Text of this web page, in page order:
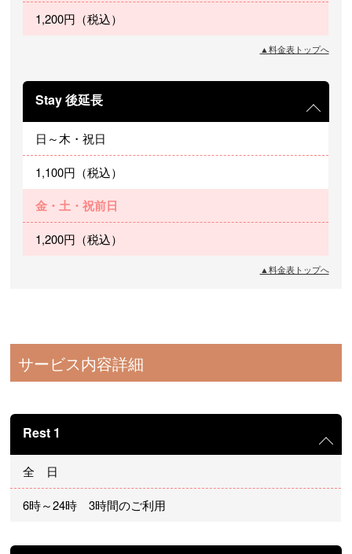
1,200円（税込）
▲料金表トップへ
Stay 後延長
日～木・祝日
1,100円（税込）
金・土・祝前日
1,200円（税込）
▲料金表トップへ
サービス内容詳細
Rest 1
全 日
6時～24時 3時間のご利用